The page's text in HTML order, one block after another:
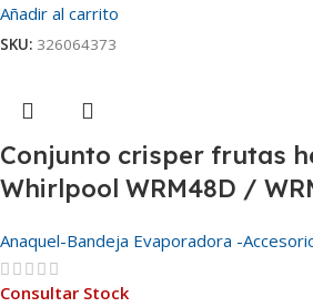
Añadir al carrito
SKU: 326064373
Conjunto crisper frutas
Whirlpool WRM48D /
Anaquel-Bandeja Evaporadora -
Consultar Stock